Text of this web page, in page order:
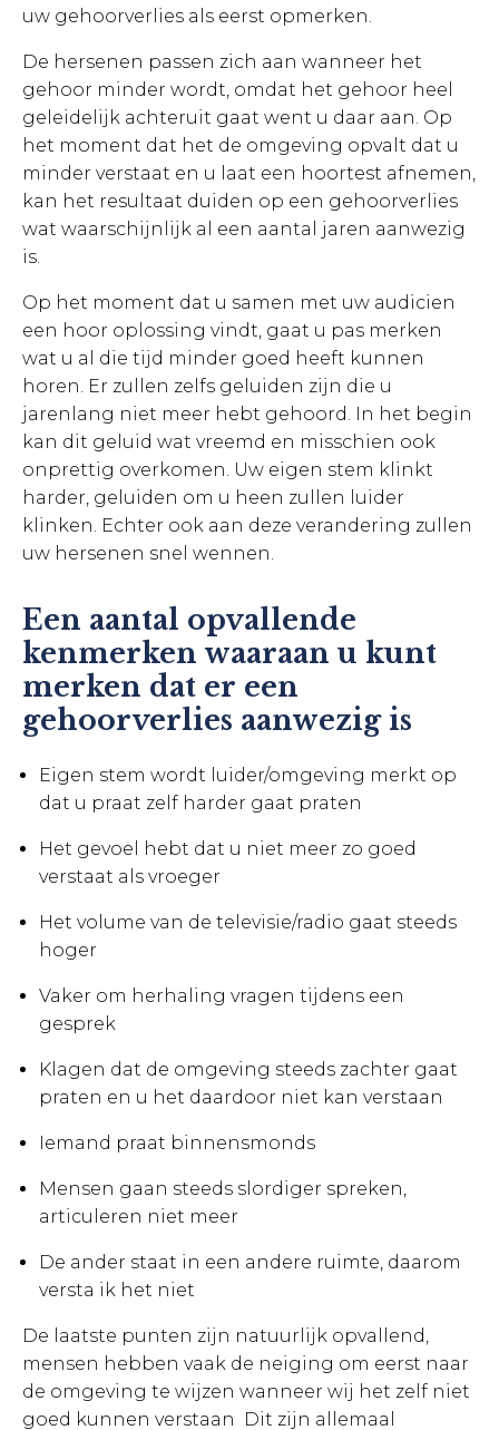
uw gehoorverlies als eerst opmerken.
De hersenen passen zich aan wanneer het
gehoor minder wordt, omdat het gehoor heel
geleidelijk achteruit gaat went u daar aan. Op
het moment dat het de omgeving opvalt dat u
minder verstaat en u laat een hoortest afnemen,
kan het resultaat duiden op een gehoorverlies
wat waarschijnlijk al een aantal jaren aanwezig
is.
Op het moment dat u samen met uw audicien
een hoor oplossing vindt, gaat u pas merken
wat u al die tijd minder goed heeft kunnen
horen. Er zullen zelfs geluiden zijn die u
jarenlang niet meer hebt gehoord. In het begin
kan dit geluid wat vreemd en misschien ook
onprettig overkomen. Uw eigen stem klinkt
harder, geluiden om u heen zullen luider
klinken. Echter ook aan deze verandering zullen
uw hersenen snel wennen.
Een aantal opvallende
kenmerken waaraan u kunt
merken dat er een
gehoorverlies aanwezig is
Eigen stem wordt luider/omgeving merkt op
dat u praat zelf harder gaat praten
Het gevoel hebt dat u niet meer zo goed
verstaat als vroeger
Het volume van de televisie/radio gaat steeds
hoger
Vaker om herhaling vragen tijdens een
gesprek
Klagen dat de omgeving steeds zachter gaat
praten en u het daardoor niet kan verstaan
Iemand praat binnensmonds
Mensen gaan steeds slordiger spreken,
articuleren niet meer
De ander staat in een andere ruimte, daarom
versta ik het niet
De laatste punten zijn natuurlijk opvallend,
mensen hebben vaak de neiging om eerst naar
de omgeving te wijzen wanneer wij het zelf niet
goed kunnen verstaan Dit zijn allemaal